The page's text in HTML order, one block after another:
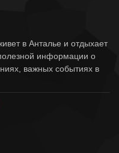
в Анталье и отдыхает
информации о
важных событиях в